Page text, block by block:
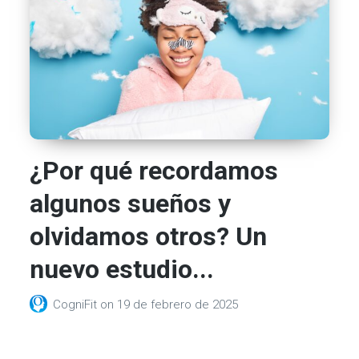
¿Por qué recordamos
algunos sueños y
olvidamos otros? Un
nuevo estudio...
CogniFit on 19 de febrero de 2025